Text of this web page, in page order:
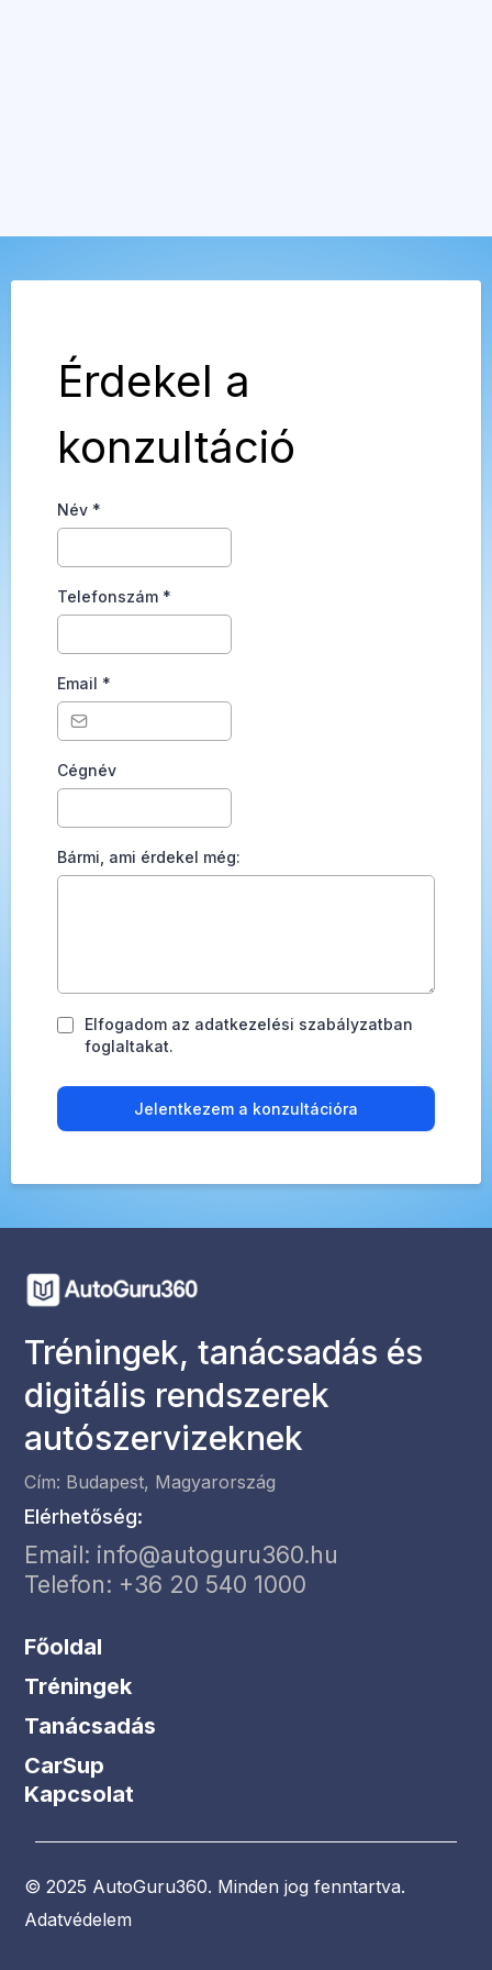
Érdekel a
konzultáció
Név *
Telefonszám *
Email *
Cégnév
Bármi, ami érdekel még:
Elfogadom az adatkezelési szabályzatban
foglaltakat.
Jelentkezem a konzultációra
Tréningek, tanácsadás és
digitális rendszerek
autószervizeknek
Cím: Budapest, Magyarország
Elérhetőség:
Email: info@autoguru360.hu
Telefon: +36 20 540 1000
Főoldal
Tréningek
Tanácsadás
CarSup
Kapcsolat
© 2025 AutoGuru360. Minden jog fenntartva.
Adatvédelem